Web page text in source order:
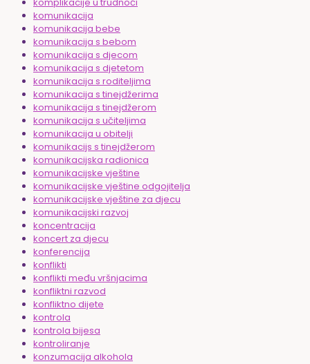
komunikacija
komunikacija bebe
komunikacija s bebom
komunikacija s djecom
komunikacija s djetetom
komunikacija s roditeljima
komunikacija s tinejdžerima
komunikacija s tinejdžerom
komunikacija s učiteljima
komunikacija u obitelji
komunikacijs s tinejdžerom
komunikacijska radionica
komunikacijske vještine
komunikacijske vještine odgojitelja
komunikacijske vještine za djecu
komunikacijski razvoj
koncentracija
koncert za djecu
konferencija
konflikti
konflikti među vršnjacima
konfliktni razvod
konfliktno dijete
kontrola
kontrola bijesa
kontroliranje
konzumacija alkohola